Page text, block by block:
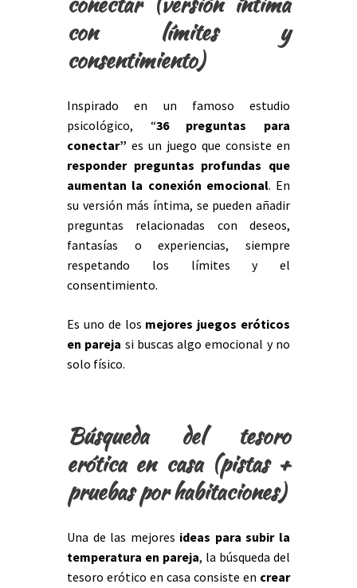
con límites y
consentimiento)
Inspirado en un famoso estudio
psicológico, “36 preguntas para
conectar” es un juego que consiste en
responder preguntas profundas que
aumentan la conexión emocional. En
su versión más íntima, se pueden añadir
preguntas relacionadas con deseos,
fantasías o experiencias, siempre
respetando los límites y el
consentimiento.
Es uno de los mejores juegos eróticos
en pareja si buscas algo emocional y no
solo físico.
Búsqueda del tesoro
erótica en casa (pistas +
pruebas por habitaciones)
Una de las mejores ideas para subir la
temperatura en pareja, la búsqueda del
tesoro erótico en casa consiste en crear